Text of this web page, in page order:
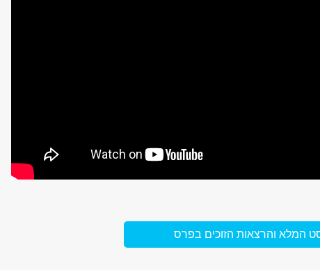
המלא והרצאות הזוכים בפרס